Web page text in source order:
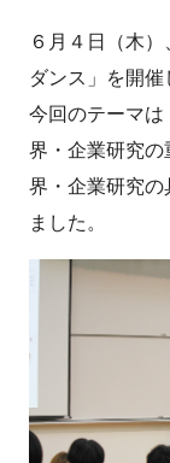
６月４日（木
ダンス」を開催
今回のテーマは
界・企業研究の
界・企業研究の
ました。